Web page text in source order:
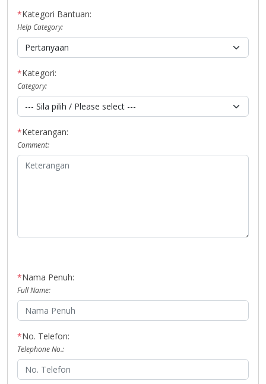
*Kategori Bantuan:
Help Category:
*Kategori:
Category:
*Keterangan:
Comment:
*Nama Penuh:
Full Name:
*No. Telefon:
Telephone No.: